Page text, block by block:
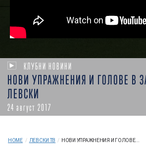
КЛУБНИ НОВИНИ
НОВИ УПРАЖНЕНИЯ И ГОЛОВЕ В
ЛЕВСКИ
24 август 2017
HOME / ЛЕВСКИ ТВ / НОВИ УПРАЖНЕНИЯ И ГОЛОВЕ...